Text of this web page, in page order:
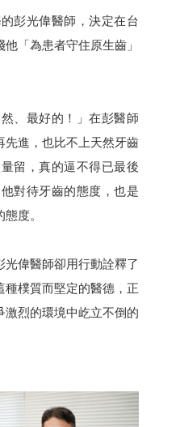
彭光偉醫師，決定在台
「為患者守住原生齒」
、最好的！」在彭醫師
先進，也比不上天然牙齒
留，真的逼不得已最後
對待牙齒的態度，也是
度。
偉醫師卻用行動詮釋了
樸質而堅定的醫德，正
激烈的環境中屹立不倒的